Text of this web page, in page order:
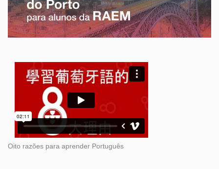
Oito razões para aprender Português